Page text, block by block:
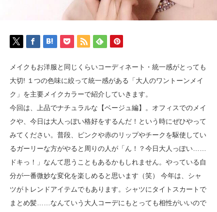
メイクもお洋服と同じくらいコーディネート・統一感がとっても
大切! １つの色味に絞って統一感がある「大人のワントーンメイ
ク」を主要メイクカラーで紹介していきます。
今回は、上品でナチュラルな【ベージュ編】。オフィスでのメイ
クや、今日は大人っぽい格好をするんだ！という時にぜひやって
みてください。普段、ピンクや赤のリップやチークを駆使してい
るガーリーな方がやると周りの人が「ん！？今日大人っぽい……
ドキっ！」なんて思うこともあるかもしれません。やっている自
分が一番微妙な変化を楽しめると思います（笑） 今年は、シャ
ツがトレンドアイテムでもあります。シャツにタイトスカートで
まとめ髪……なんていう大人コーデにもとっても相性がいいので